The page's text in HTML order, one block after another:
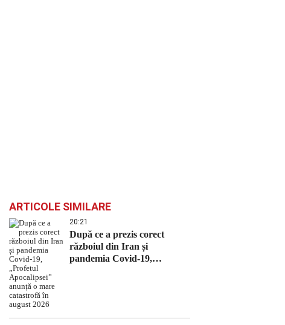
ARTICOLE SIMILARE
20:21
După ce a prezis corect
războiul din Iran și
pandemia Covid-19,